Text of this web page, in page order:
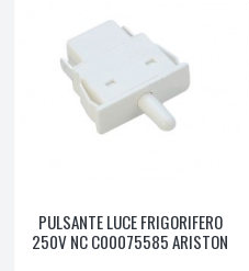
PULSANTE LUCE FRIGORIFERO
250V NC C00075585 ARISTON